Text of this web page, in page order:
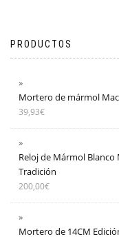
PRODUCTOS
Mortero de mármol
39,93€
Reloj de Mármol
Tradición
200,00€
Mortero de 14CM